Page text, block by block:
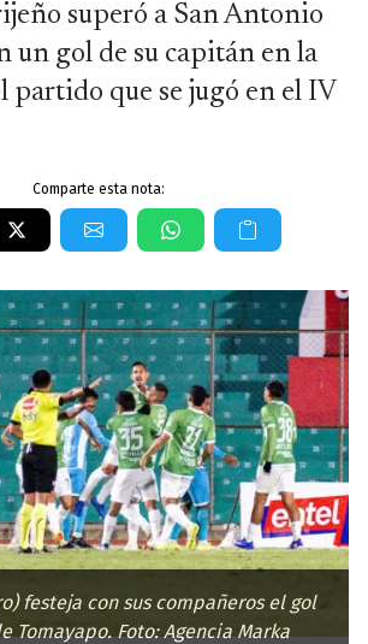
superó a San Antonio
un gol de su capitán en la
partido que se jugó en el IV
Comparte esta nota:
festeja con sus compañeros el gol
Tomayapo. Foto: Agencia Marka